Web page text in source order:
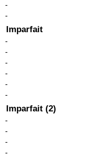
-
-
Imparfait
-
-
-
-
-
-
Imparfait (2)
-
-
-
-